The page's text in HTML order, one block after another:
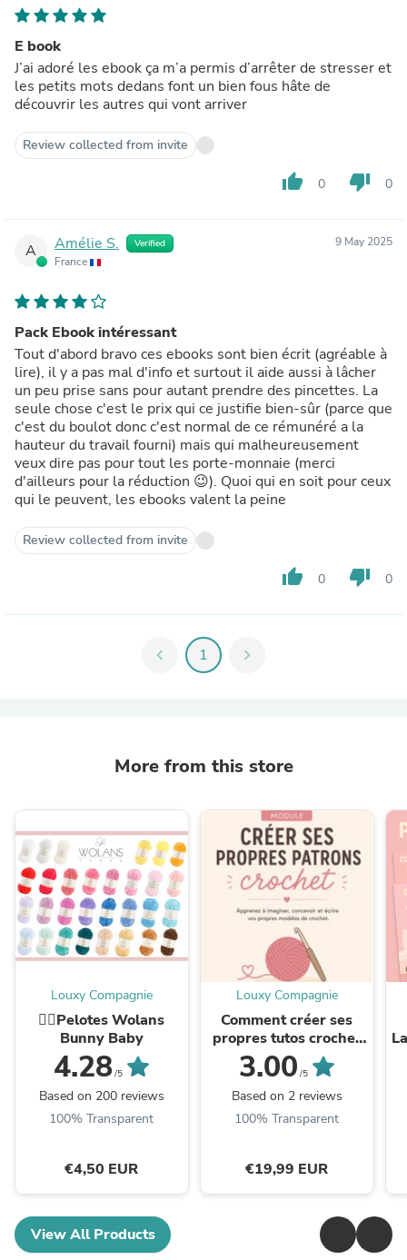
E book
J’ai adoré les ebook ça m’a permis d’arrêter de stresser et
les petits mots dedans font un bien fous hâte de
découvrir les autres qui vont arriver
Review collected from invite
thumb_up 0 thumb_down 0
A Amélie S. Verified
France
9 May 2025
Pack Ebook intéressant
Tout d'abord bravo ces ebooks sont bien écrit (agréable à
lire), il y a pas mal d'info et surtout il aide aussi à lâcher
un peu prise sans pour autant prendre des pincettes. La
seule chose c'est le prix qui ce justifie bien-sûr (parce que
c'est du boulot donc c'est normal de ce rémunéré a la
hauteur du travail fourni) mais qui malheureusement
veux dire pas pour tout les porte-monnaie (merci
d'ailleurs pour la réduction 😉). Quoi qui en soit pour ceux
qui le peuvent, les ebooks valent la peine
Review collected from invite
thumb_up 0 thumb_down 0
chevron_left 1 chevron_right
More from this store
Louxy Compagnie
❤️‍🔥Pelotes Wolans
Bunny Baby
4.28/5
Based on 200 reviews
100% Transparent
€4,50 EUR
Louxy Compagnie
Comment créer ses
propres tutos crochet
🧶 (livre numérique de
47 pages)
3.00 /5
Based on 2 reviews
100% Transparent
€19,99 EUR
View All Products